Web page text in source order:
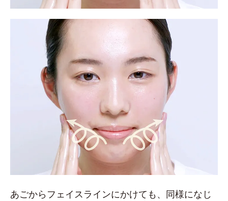
あごからフェイスラインにかけても、同様になじ